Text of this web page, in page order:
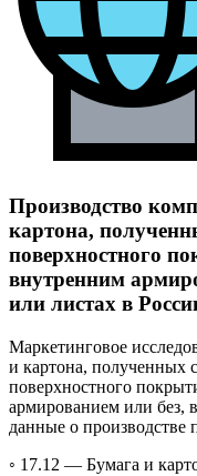
Производство
картона,
поверхностного
внутренним
или листах в
Маркетинговое
и картона, полученных
поверхностного
армированием или без,
данные о
◦ 17.12 — Бумага и